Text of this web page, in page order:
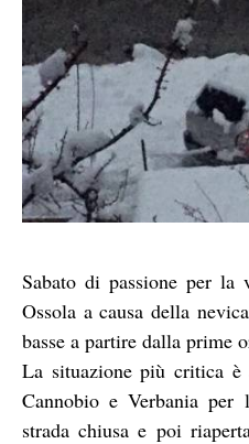
Sabato di passione per la
Ossola a causa della
basse a partire dalla prime
La situazione più critica è
Cannobio e Verbania per
strada chiusa e poi